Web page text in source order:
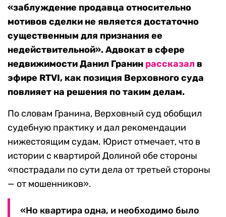
«заблуждение продавца относительно
мотивов сделки не является достаточно
существенным для признания ее
недействительной».Адвокат в сфере
недвижимости Данил Гранин рассказал в
эфире RTVI, как позиция Верховного суда
повлияет на решения по таким делам.
По словам Гранина, Верховный суд обобщил
судебную практику и дал рекомендации
нижестоящим судам. Юрист отмечает, что в
истории с квартирой Долиной обе стороны
«пострадали по сути дела от третьей стороны
— от мошенников».
«Но квартира одна, и необходимо было